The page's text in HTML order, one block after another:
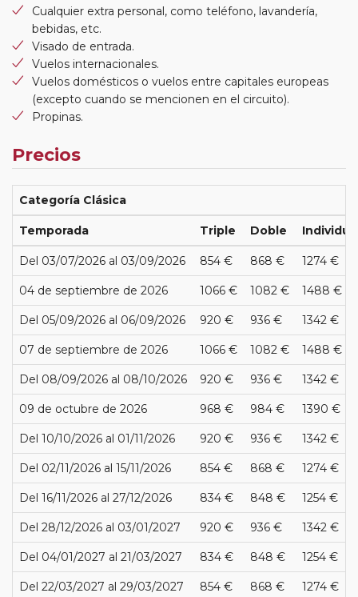
Cualquier extra personal, como teléfono, lavandería,
bebidas, etc.
Visado de entrada.
Vuelos internacionales.
Vuelos domésticos o vuelos entre capitales europeas
(excepto cuando se mencionen en el circuito).
Propinas.
Precios
Categoría Clásica
Temporada Triple Doble
Del 03/07/2026 al 03/09/2026 854 € 868 € 1274 €
04 de septiembre de 2026 1066 € 1082 € 1488 €
Del 05/09/2026 al 06/09/2026 920 € 936 € 1342 €
07 de septiembre de 2026 1066 € 1082 € 1488 €
Del 08/09/2026 al 08/10/2026 920 € 936 € 1342 €
09 de octubre de 2026 968 € 984 € 1390 €
Del 10/10/2026 al 01/11/2026 920 € 936 € 1342 €
Del 02/11/2026 al 15/11/2026 854 € 868 € 1274 €
Del 16/11/2026 al 27/12/2026 834 € 848 € 1254 €
Del 28/12/2026 al 03/01/2027 920 € 936 € 1342 €
Del 04/01/2027 al 21/03/2027 834 € 848 € 1254 €
Del 22/03/2027 al 29/03/2027 854 € 868 € 1274 €